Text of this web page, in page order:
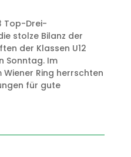
Top-Drei-
stolze Bilanz der
der Klassen U12
Sonntag. Im
Ring herrschten
für gute